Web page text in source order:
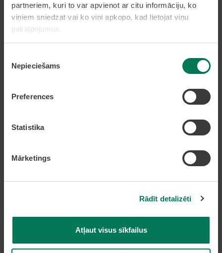
partneriem, kuri to var apvienot ar citu informāciju, ko
viņiem sniedzat vai ko viņi apkopo, kad lietojat viņu
pakalpojumus.
izvēle
Nepieciešams
Preferences
Statistika
Mārketings
Rādīt detalizēti
Atļaut visus sīkfailus
Lapas karte
Olaines novads, LV-2114
e-pasts:
Piekļūstamības paziņojums